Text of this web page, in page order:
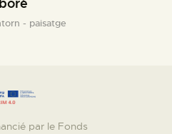
- paisatge
par le Fonds